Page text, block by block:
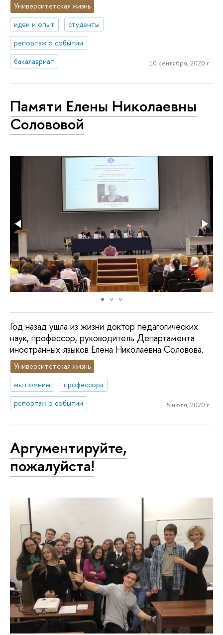
Университетская жизнь
идеи и опыт
студенты
репортаж о событии
бакалавриат
10 сентября, 2020 г.
Памяти Елены Николаевны
Солововой
Год назад ушла из жизни доктор педагогических
наук, профессор, руководитель Департамента
иностранных языков Елена Николаевна Соловова.
Университетская жизнь
мы помним
профессора
репортаж о событии
5 июля, 2020 г.
Аргументируйте,
пожалуйста!